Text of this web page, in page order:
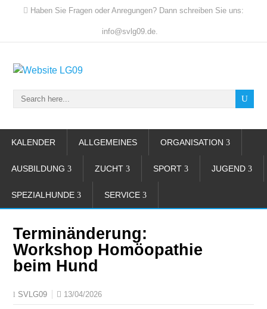
Haben Sie Fragen oder Anregungen? Dann schreiben Sie uns:
info@svlg09.de.
KALENDER ALLGEMEINES ORGANISATION
AUSBILDUNG ZUCHT SPORT JUGEND
SPEZIALHUNDE SERVICE
Terminänderung:
Workshop Homöopathie
beim Hund
SVLG09 13/04/2026